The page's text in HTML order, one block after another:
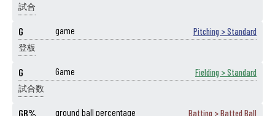
試合
G game Pitching > Standard
登板
G Game Fielding > Standard
試合数
GB% ground ball percentage Batting > Batted Ball